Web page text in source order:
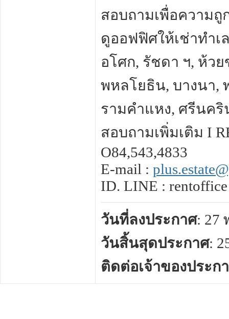
สอบถามเพื่อความถู
ดูออฟฟิศให้เช่าทำเ
อโศก, รัชดา ฯ, ห้ว
พหลโยธิน, บางนา,
รามคำแหง, ศรีนค
สอบถามเพิ่มเติม I
O84,543,4833
E-mail :
ID. LINE : rentoffice
วันที่ลงประกาศ: 27
วันสิ้นสุดประกาศ:
ติดต่อเจ้าของประก